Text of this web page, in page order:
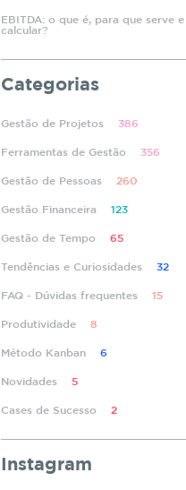
EBITDA: o que é, para que serve
calcular?
Categorias
Gestão de Projetos 386
Ferramentas de Gestão 356
Gestão de Pessoas 260
Gestão Financeira 123
Gestão de Tempo 65
Tendências e Curiosidades 32
FAQ - Dúvidas frequentes 15
Produtividade 8
Método Kanban 6
Novidades 5
Cases de Sucesso 2
Instagram